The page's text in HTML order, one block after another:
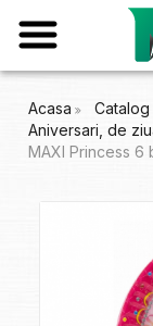
Acasa
Aniversari, de
MAXI Princess 6